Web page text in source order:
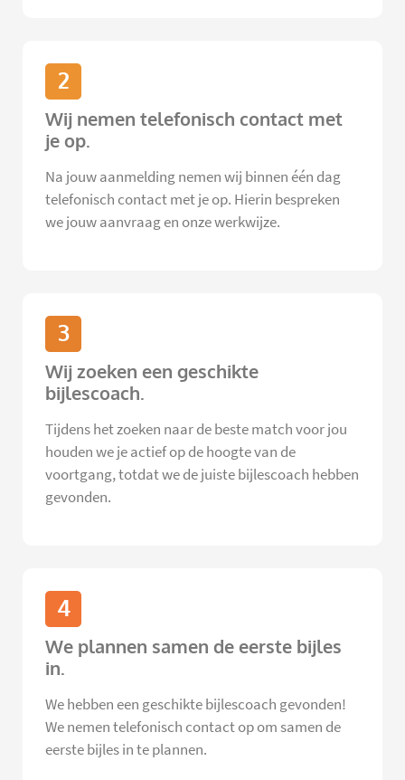
2
Wij nemen telefonisch contact met
je op.
Na jouw aanmelding nemen wij binnen één dag
telefonisch contact met je op. Hierin bespreken
we jouw aanvraag en onze werkwijze.
3
Wij zoeken een geschikte
bijlescoach.
Tijdens het zoeken naar de beste match voor jou
houden we je actief op de hoogte van de
voortgang, totdat we de juiste bijlescoach hebben
gevonden.
4
We plannen samen de eerste bijles
in.
We hebben een geschikte bijlescoach gevonden!
We nemen telefonisch contact op om samen de
eerste bijles in te plannen.